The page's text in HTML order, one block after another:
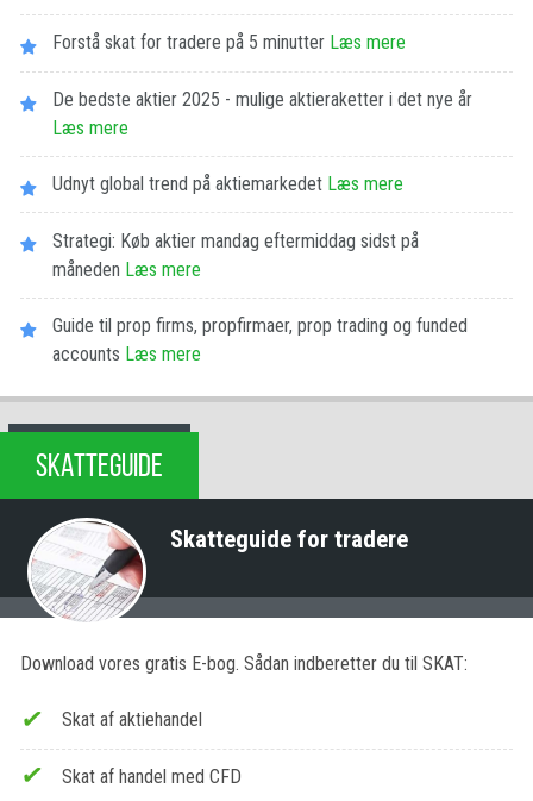
Forstå skat for tradere på 5 minutter Læs mere
De bedste aktier 2025 - mulige aktieraketter i det nye år
Læs mere
Udnyt global trend på aktiemarkedet Læs mere
Strategi: Køb aktier mandag eftermiddag sidst på
måneden Læs mere
Guide til prop firms, propfirmaer, prop trading og funded
accounts Læs mere
SKATTEGUIDE
Skatteguide for tradere
Download vores gratis E-bog. Sådan indberetter du til SKAT:
Skat af aktiehandel
Skat af handel med CFD